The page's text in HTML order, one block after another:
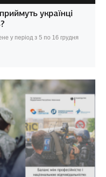
українці
у період з 5 по 16 грудня